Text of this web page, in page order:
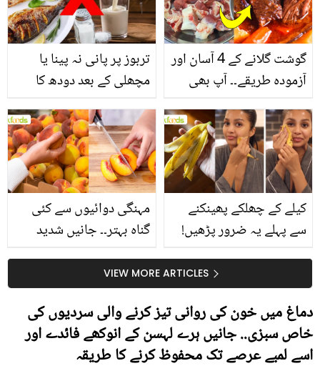
تربوز پر پانی نہ پینا یا
مچھلی کے بعد دودھ کا
سے متعلق غلط فہمیوں کی
حقیقت کیا ہے اور افواہ
کیا؟
گوشت گلانے کے 4 آسان اور
آزمودہ طریقے۔۔ آپ بھی
بتائے راز
مہنگی دوائیوں سے کئی
گناہ بہتر۔۔ جانیں شدید
کیوں کھانا چاہیے؟
کیلے کے چھلکے پھینکنے
سے پہلے یہ ضرور پڑھیں!
سستا اور قدرتی حلVIEW MORE ARTICLES
دماغ میں خون کی روانی تیز کرنے والی سردیوں کی
خاص سبزی.. جانیں ہرے لہسن کے انوکھے فائدے اور
اسے لمبے عرصے تک محفوظ کرنے کا طریقہ